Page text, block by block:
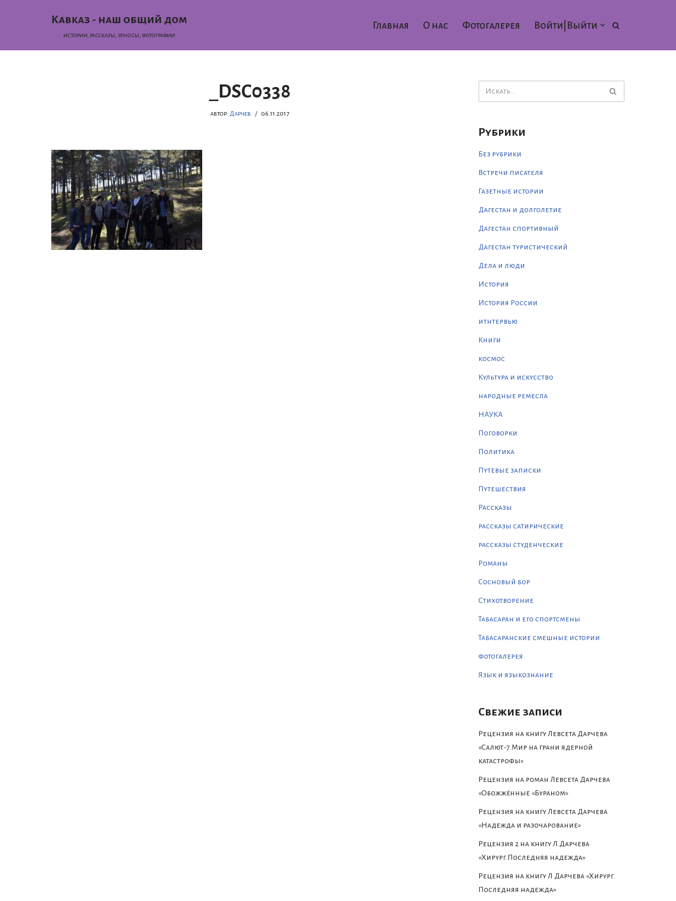
Кавказ - наш общий дом
истории, раcсказы, этносы, фотографии
Главная О нас Фотогалерея Войти|Выйти
_DSC0338
автор: Дарчев 06.11.2017
Рубрики
Без рубрики
Встречи писателя
Газетные истории
Дагестан и долголетие
Дагестан спортивный
Дагестан туристический
Дела и люди
История
История России
итнтервью
Книги
космос
Культура и искусство
народные ремесла
НАУКА
Поговорки
Политика
Путевые записки
Путешествия
Рассказы
рассказы сатирические
рассказы студенческие
Романы
Сосновый бор
Стихотворение
Табасаран и его спортсмены
Табасаранские смешные истории
фотогалерея
Язык и языкознание
Свежие записи
Рецензия на книгу Левсета Дарчева
«Салют-7.Мир на грани ядерной
катастрофы»
Рецензия на роман Левсета Дарчева
«Обожжённые «Бураном»
Рецензия на книгу Левсета Дарчева
«Надежда и разочарование»
Рецензия 2 на книгу Л.Дарчева
«Хирург.Последняя надежда»
Рецензия на книгу Л Дарчева «Хирург.
Последняя надежда»